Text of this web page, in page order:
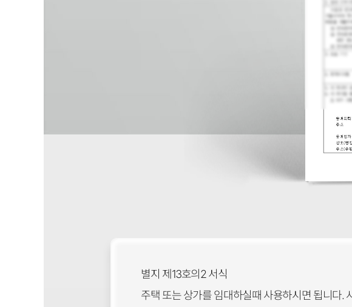
별지 제13호의2 서식
주택 또는 상가를 임대하실때 사용하시면 됩니다.